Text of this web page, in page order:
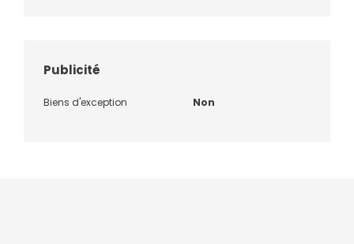
Publicité
Biens d'exception Non